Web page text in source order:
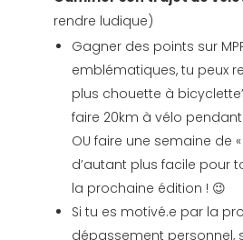
rendre ludique)
Gagner des points sur
emblématiques, tu peux
plus chouette à
faire 20km à vélo
OU faire une semaine de
d’autant plus facile pour
la prochaine édition ! 😉
Si tu es motivé.e par la
dépassement personnel,